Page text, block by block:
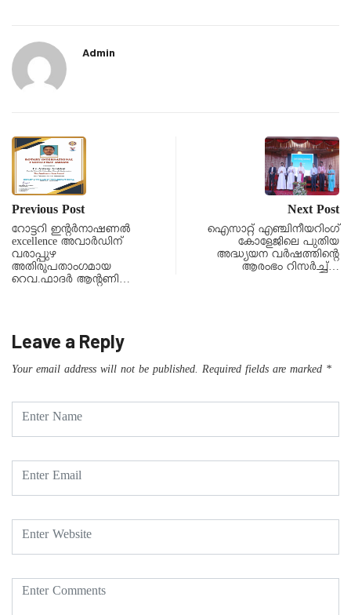
Admin
Previous Post
റോട്ടറി ഇന്റർനാഷണൽ
excellence അവാർഡിന്
വരാപ്പുഴ
അതിരൂപതാംഗമായ
റെവ.ഫാദർ ആന്റണി…
Next Post
ഐസാറ്റ് എഞ്ചിനീയറിംഗ്
കോളേജിലെ പുതിയ
അദ്ധ്യയന വർഷത്തിന്റെ
ആരംഭം റിസർച്ച്…
Leave a Reply
Your email address will not be published. Required fields are marked *